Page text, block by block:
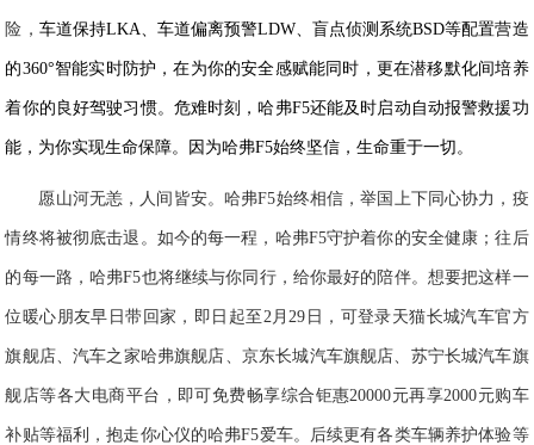
险， 车道保持LKA、车道偏离预警LDW、盲点侦测系统BSD等配置营造
的360°智能实时防护，在为你的安全感赋能同时，更在潜移默化间培养
着你的良好驾驶习惯。危难时刻，哈弗F5还能及时启动自动报警救援功
能，为你实现生命保障。因为哈弗F5始终坚信，生命重于一切。
愿山河无恙，人间皆安。哈弗F5始终相信，举国上下同心协力，疫
情终将被彻底击退。如今的每一程，哈弗F5守护着你的安全健康；往后
的每一路，哈弗F5也将继续与你同行，给你最好的陪伴。想要把这样一
位暖心朋友早日带回家， 即日起至 2月29 日， 可登录天猫长城汽车官方
旗舰店、汽车之家哈弗旗舰店、京东长城汽车旗舰店、苏宁长城汽车旗
舰店等各大电商平台，即可免费畅享综合钜惠20000元再享2000元购车
补贴等福利 ，抱走你心仪的哈弗F5爱车。后续更有各类车辆养护体验等